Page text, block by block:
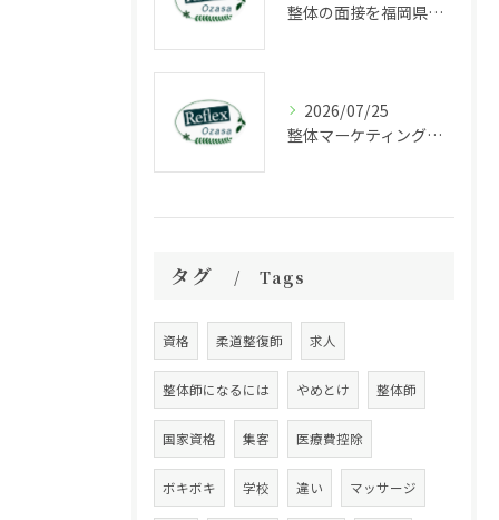
整体の面接を福岡県福岡市中央区長浜で受ける際に知っておきたいポイントと選考の流れ
2026/07/25
整体マーケティングの成功法則と集客力を高める最新戦略解説
タグ Tags
資格 柔道整復師 求人
整体師になるには やめとけ 整体師
国家資格 集客 医療費控除
ボキボキ 学校 違い マッサージ